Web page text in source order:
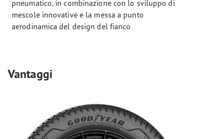
pneumatico, in combinazione con lo sviluppo di
mescole innovative e la messa a punto
aerodinamica del design del fianco
Vantaggi